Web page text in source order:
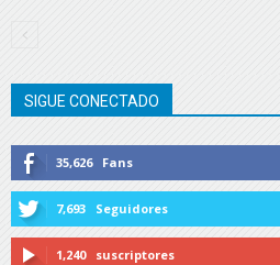
SIGUE CONECTADO
35,626 Fans
7,693 Seguidores
1,240 suscriptores